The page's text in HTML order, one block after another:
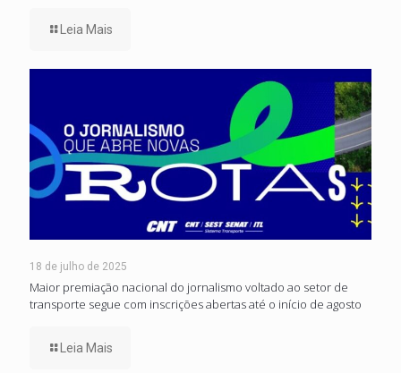
Leia Mais
18 de julho de 2025
Maior premiação nacional do jornalismo voltado ao setor de
transporte segue com inscrições abertas até o início de agosto
Leia Mais